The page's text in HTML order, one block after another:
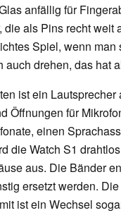
anfällig für
die als Pins recht
Spiel, wenn
auch drehen, das hat
ist ein
Öffnungen für
einen
die Watch S1
aus. Die Bänder
ersetzt werden.
ist ein Wechsel